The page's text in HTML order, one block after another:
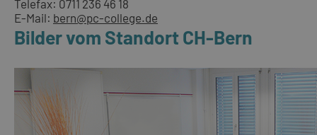
Telefax: 0711 236 46 18
E-Mail: bern@pc-college.de
Bilder vom Standort CH-Bern